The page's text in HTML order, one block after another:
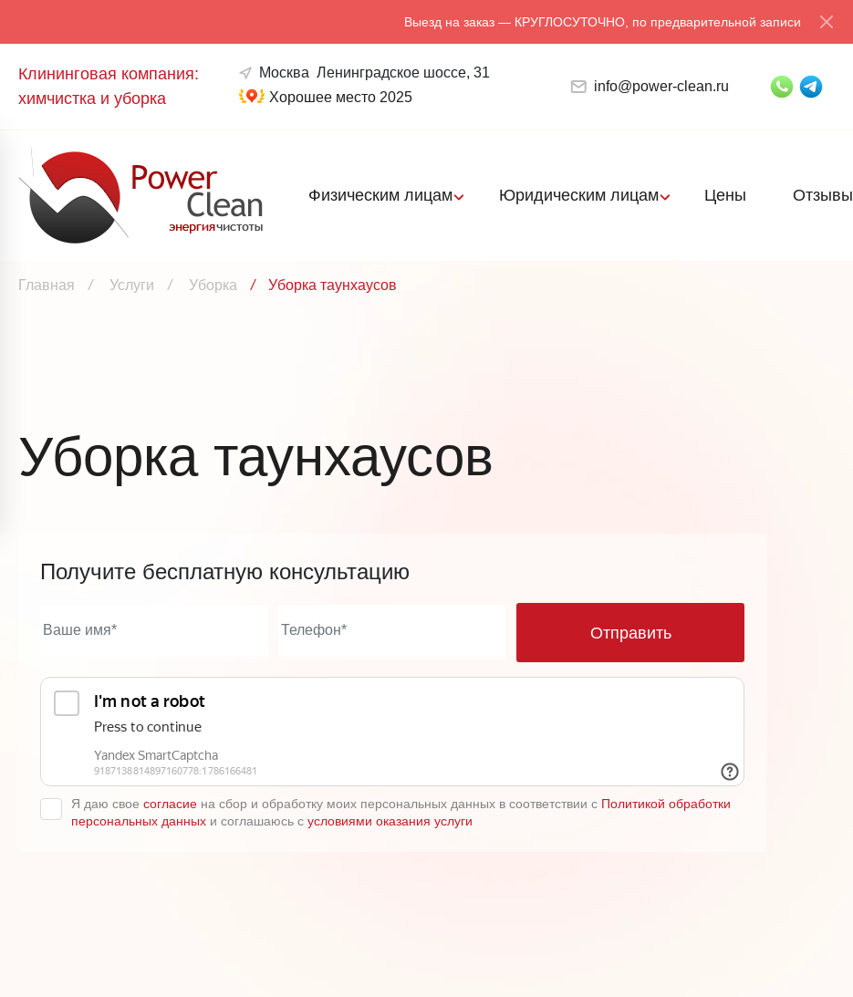
Выезд на заказ — КРУГЛОСУТОЧНО, по предварительной записи
Клининговая компания:
химчистка и уборка
Москва Ленинградское шоссе, 31
Хорошее место 2025
info@power-clean.ru
Физическим лицам Юридическим лицам Цены Отзывы
Главная / Услуги / Уборка / Уборка таунхаусов
Уборка таунхаусов
Получите бесплатную консультацию
Отправить
Я даю свое согласие на сбор и обработку моих персональных данных в соответствии с Политикой обработки
персональных данных и соглашаюсь с условиями оказания услуги